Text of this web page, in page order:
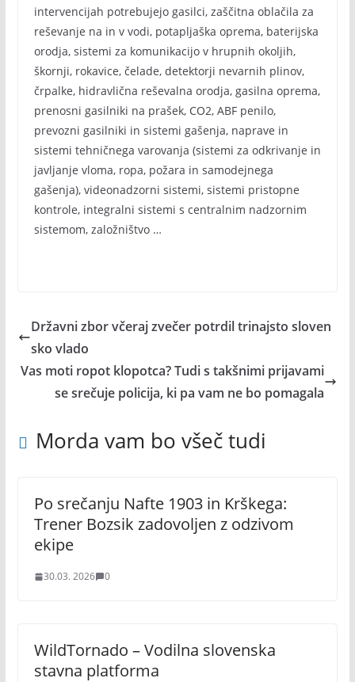
intervencijah potrebujejo gasilci, zaščitna oblačila za
reševanje na in v vodi, potapljaška oprema, baterijska
orodja, sistemi za komunikacijo v hrupnih okoljih,
škornji, rokavice, čelade, detektorji nevarnih plinov,
črpalke, hidravlična reševalna orodja, gasilna oprema,
prenosni gasilniki na prašek, CO2, ABF penilo,
prevozni gasilniki in sistemi gašenja, naprave in
sistemi tehničnega varovanja (sistemi za odkrivanje in
javljanje vloma, ropa, požara in samodejnega
gašenja), videonadzorni sistemi, sistemi pristopne
kontrole, integralni sistemi s centralnim nadzornim
sistemom, založništvo …
Državni zbor včeraj zvečer potrdil trinajsto sloven
sko vlado
Vas moti ropot klopotca? Tudi s takšnimi prijavami
se srečuje policija, ki pa vam ne bo pomagala
Morda vam bo všeč tudi
Po srečanju Nafte 1903 in Krškega:
Trener Bozsik zadovoljen z odzivom
ekipe
30.03. 2026 0
WildTornado – Vodilna slovenska
stavna platforma